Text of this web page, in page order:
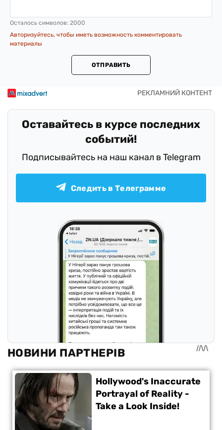
Осталось символов: 2000
Авторизуйтесь, чтобы иметь возможность комментировать
материалы
ОТПРАВИТЬ
Оставайтесь в курсе последних
событий!
Подписывайтесь на наш канал в Telegram
Следить в Телеграмме